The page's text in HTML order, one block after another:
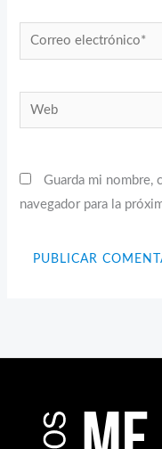
Correo
electrónico*
Web
Guarda mi nombre,
navegador para la